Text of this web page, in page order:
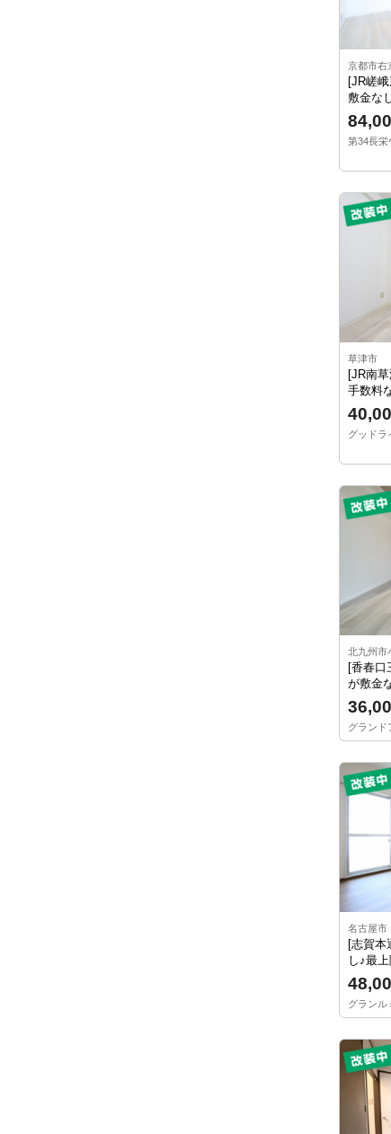
京都市右
[JR嵯
敷金な
第34長栄
草津市
[JR南
手数料
グッドラ
北九州市
[香春口
が敷金
グランド
名古屋市
[志賀本
し♪最
グランル